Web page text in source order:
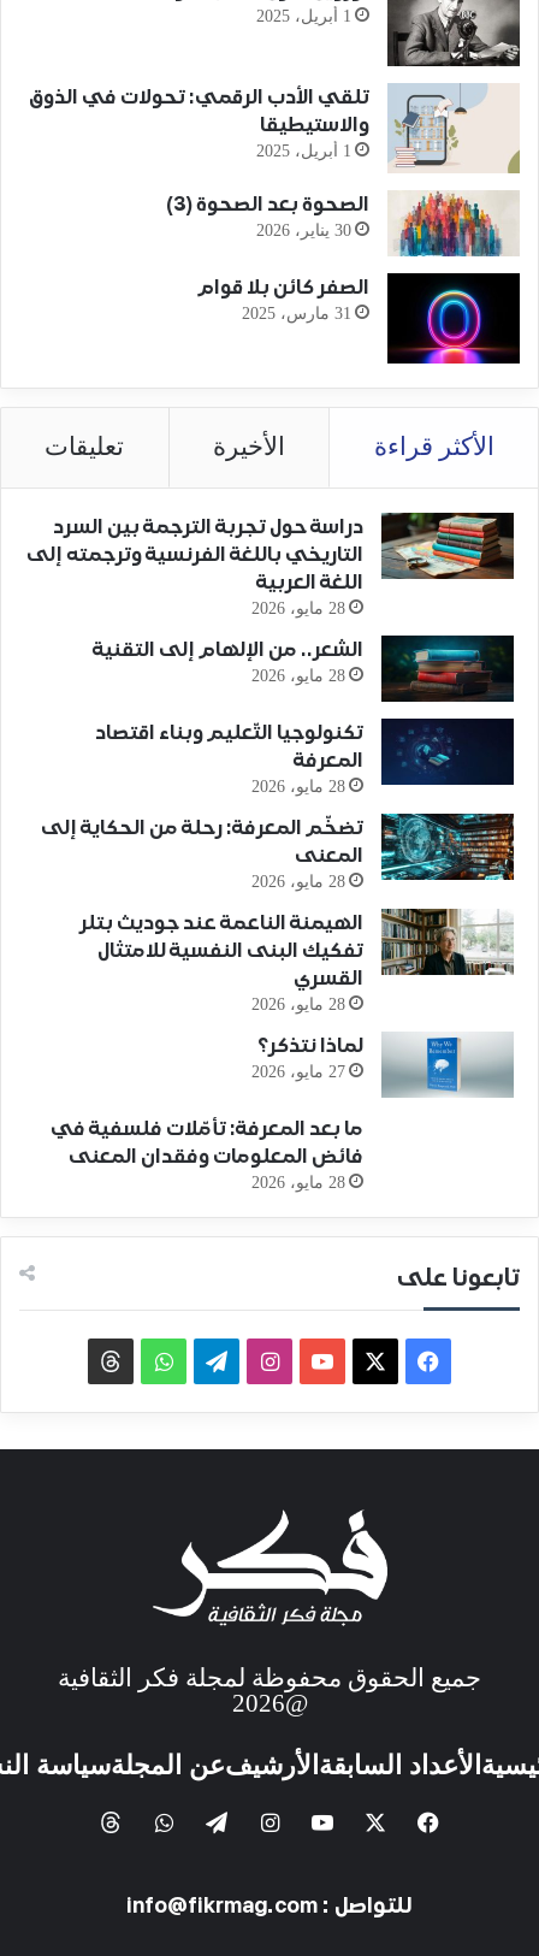
1 أبريل، 2025
تلقي الأدب الرقمي: تحولات في الذوق
والاستيطيقا
1 أبريل، 2025
الصحوة بعد الصحوة (3)
30 يناير، 2026
الصفر كائن بلا قوام
31 مارس، 2025
الأكثر قراءة الأخيرة تعليقات
دراسة حول تجربة الترجمة بين السرد
التاريخي باللغة الفرنسية وترجمته إلى
اللغة العربية
28 مايو، 2026
الشعر.. من الإلهام إلى التقنية
28 مايو، 2026
تكنولوجيا التّعليم وبناء اقتصاد
المعرفة
28 مايو، 2026
تضخّم المعرفة: رحلة من الحكاية إلى
المعنى
28 مايو، 2026
الهيمنة الناعمة عند جوديث بتلر
تفكيك البنى النفسية للامتثال
القسري
28 مايو، 2026
لماذا نتذكر؟
27 مايو، 2026
ما بعد المعرفة: تأمّلات فلسفية في
فائض المعلومات وفقدان المعنى
28 مايو، 2026
تابعونا على
جميع الحقوق محفوظة لمجلة فكر الثقافية
@2026
الأعداد السابقة الأرشيفعن المجلةسياسة
للتواصل : info@fikrmag.com